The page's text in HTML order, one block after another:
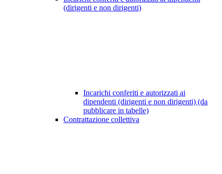
(dirigenti e non dirigenti)
Incarichi conferiti e autorizzati ai
dipendenti (dirigenti e non dirigenti) (da
pubblicare in tabelle)
Contrattazione collettiva